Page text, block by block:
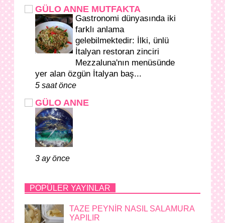
GÜLO ANNE MUTFAKTA
Gastronomi dünyasında iki
farklı anlama
gelebilmektedir: İlki, ünlü
İtalyan restoran zinciri
Mezzaluna'nın menüsünde
yer alan özgün İtalyan baş...
5 saat önce
GÜLO ANNE
3 ay önce
POPÜLER YAYINLAR
TAZE PEYNİR NASIL SALAMURA
YAPILIR